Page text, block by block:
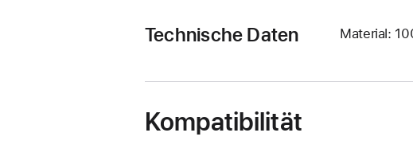
Technische Daten Material:
Kompatibilität